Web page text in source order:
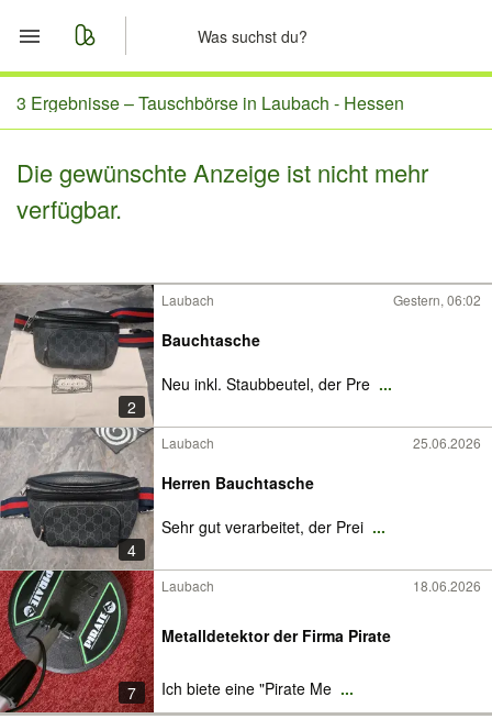
Start
Nachrichten
3 Ergebnisse –Tauschbörse in Laubach - Hessen
Die gewünschte Anzeige ist nicht mehr
verfügbar.
2
Laubach Gestern, 06:02
Bauchtasche
Neu inkl. Staubbeutel, der Pre ...
4
Laubach 25.06.2026
Herren Bauchtasche
Sehr gut verarbeitet, der Prei ...
7
Laubach 18.06.2026
Metalldetektor der Firma Pirate
Ich biete eine "Pirate Me ...